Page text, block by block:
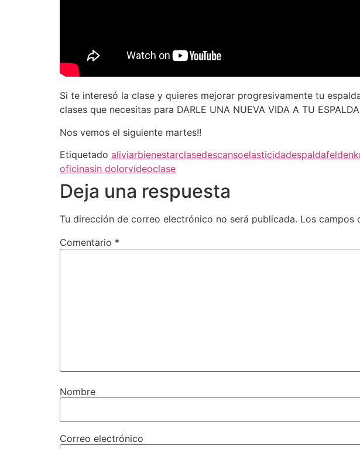
Si te interesó la clase y quieres mejorar progresivamente tu
clases que necesitas para DARLE UNA NUEVA VIDA A TU
Nos vemos el siguiente martes!!
Etiquetado aliviarbienestarclasedescansoelasticidadespalda
oficinasin dolorvideoclase
Deja una respuesta
Tu dirección de correo electrónico no será publicada. Los campos
Comentario *
Nombre
Correo electrónico